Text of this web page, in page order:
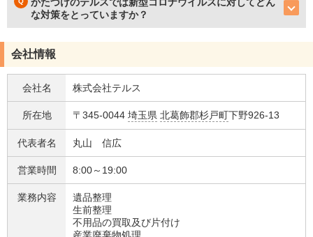
な対策をとっていますか？
会社情報
会社名 株式会社テルス
所在地 〒345-0044 埼玉県 北葛飾郡杉戸町下野926-13
代表者名 丸山 信広
営業時間 8:00～19:00
業務内容
遺品整理
生前整理
不用品の買取及び片付け
産業廃棄物処理